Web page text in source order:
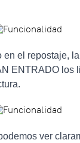
en el repostaje,
ENTRADO los
ver